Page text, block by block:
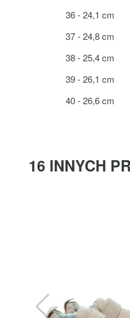
36 - 24,1 cm
37 - 24,8 cm
38 - 25,4 cm
39 - 26,1 cm
40 - 26,6 cm
16 INNYCH